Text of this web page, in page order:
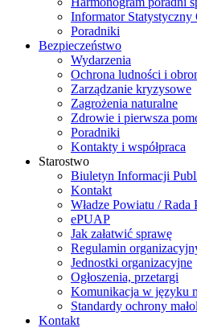
Informator
Poradniki
Bezpieczeństwo
Wydarzenia
Ochrona ludności i
Zarządzanie kryzysowe
Zagrożenia naturalne
Zdrowie i pierwsza
Poradniki
Kontakty i współpraca
Starostwo
Biuletyn Informacji
Kontakt
Władze Powiatu / Rada
ePUAP
Jak załatwić sprawę
Regulamin
Jednostki organizacyjne
Ogłoszenia, przetargi
Komunikacja w języku
Standardy ochrony
Kontakt